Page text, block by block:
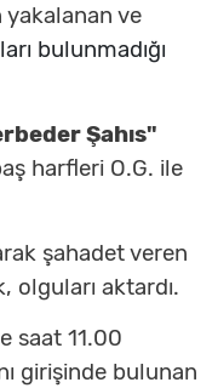
yakalanan ve
bulunmadığı
Şahıs"
harfleri O.G. ile
şahadet veren
olguları aktardı.
saat 11.00
girişinde bulunan